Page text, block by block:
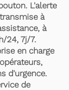
L'alerte
à
à
24, 7j/7.
en charge
d'urgence.
de